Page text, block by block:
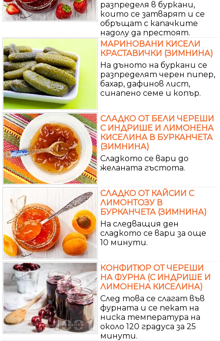
разпределя в буркани,
които се затварят и се
обръщат с капачките
надолу да престоят.
МАРИНОВАНИ КИСЕЛИ
КРАСТАВИЧКИ (ЗИМНИНА)
На дъното на буркани се
разпределят черен пипер,
бахар, дафинов лист,
синапено семе и копър.
СЛАДКО ОТ БЕЛИ ЧЕРЕШИ
С ИНДРИШЕ И ЛИМОНЕНА
КИСЕЛИНА В БУРКАНЧЕТА
(ЗИМНИНА)
Сладкото се вари до
желаната гъстота.
СЛАДКО ОТ КАЙСИИ С
ЛИМОНТОЗУ В
БУРКАНЧЕТА (ЗИМНИНА)
На следващия ден
сладкото се вари за още
10 минути.
КОНФИТЮР ОТ ЧЕРЕШИ
НА ФУРНА (С ИНДРИШЕ И
ЛИМОНЕНА КИСЕЛИНА)
След това се слагат във
фурната и се пекат на
ниска температура на
около 120 градуса за 25
минути.